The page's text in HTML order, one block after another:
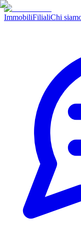
ImmobiliFilialiChi